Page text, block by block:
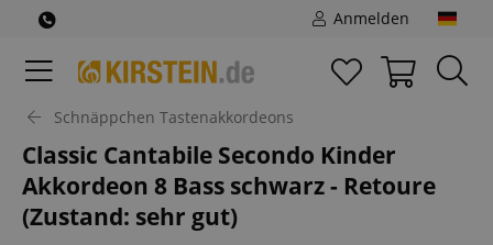
Anmelden
Schnäppchen Tastenakkordeons
Classic Cantabile Secondo Kinder
Akkordeon 8 Bass schwarz - Retoure
(Zustand: sehr gut)